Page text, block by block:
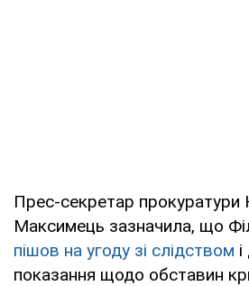
Прес-секретар прокуратури
Максимець зазначила, що
пішов на угоду зі слідством
показання щодо обставин